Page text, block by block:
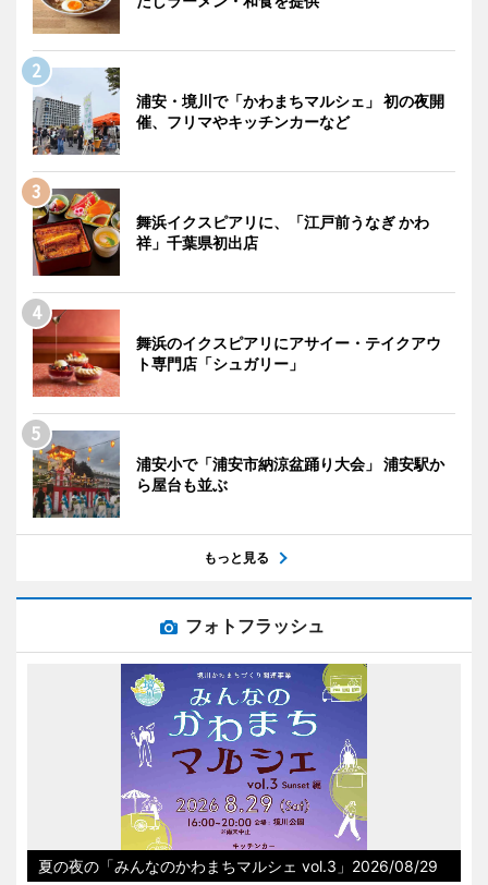
浦安・境川で「かわまちマルシェ」 初の夜開
催、フリマやキッチンカーなど
舞浜イクスピアリに、「江戸前うなぎ かわ
祥」千葉県初出店
舞浜のイクスピアリにアサイー・テイクアウ
ト専門店「シュガリー」
浦安小で「浦安市納涼盆踊り大会」 浦安駅か
ら屋台も並ぶ
もっと見る
フォトフラッシュ
夏の夜の「みんなのかわまちマルシェ vol.3」2026/08/29